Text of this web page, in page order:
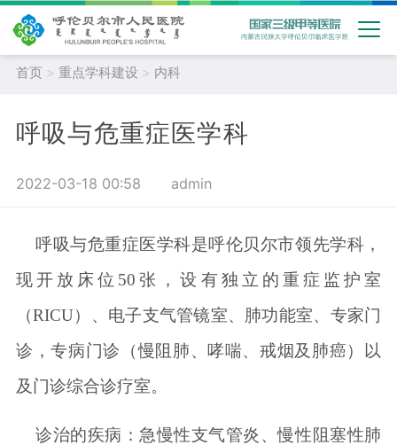
首页 > 重点学科建设 > 内科
呼吸与危重症医学科
2022-03-18 00:58 admin
呼吸与危重症医学科是呼伦贝尔市领先学科，
现开放 床位 50 张，设有独立的重症监护室
（RICU）
、 电子支气管镜室、 肺功能室、 专家门
诊，专病门诊（慢阻肺、哮喘、戒烟及肺癌）以
及门诊综合诊疗室。
诊治的疾病：急慢性支气管炎、慢性阻塞性肺